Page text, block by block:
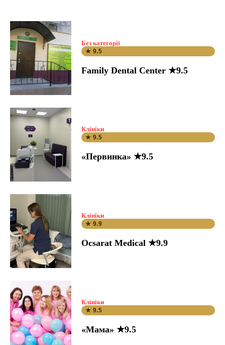
Без категорії
★ 9.5
Family Dental Center ★9.5
Клініки
★ 9.5
«Первинка» ★9.5
Клініки
★ 9.9
Ocsarat Medical ★9.9
Клініки
★ 9.5
«Мама» ★9.5